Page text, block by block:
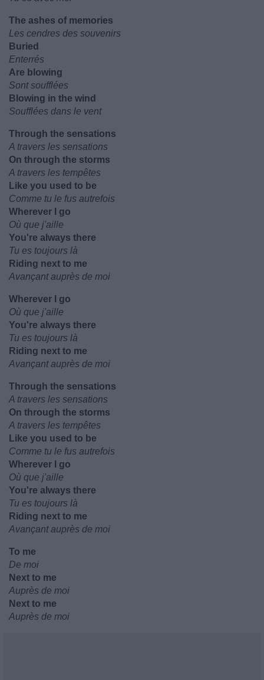
The ashes of memories
Les cendres des souvenirs
Buried
Enterrés
Are blowing
Sont soufflées
Blowing in the wind
Soufflées dans le vent
Through the sensations
A travers les sensations
On through the storms
A travers les tempêtes
Like you used to be
Comme tu le fus autrefois
Wherever I go
Où que j'aille
You're always there
Tu es toujours là
Riding next to me
Avançant auprès de moi
Wherever I go
Où que j'aille
You're always there
Tu es toujours là
Riding next to me
Avançant auprès de moi
Through the sensations
A travers les sensations
On through the storms
A travers les tempêtes
Like you used to be
Comme tu le fus autrefois
Wherever I go
Où que j'aille
You're always there
Tu es toujours là
Riding next to me
Avançant auprès de moi
To me
De moi
Next to me
Auprès de moi
Next to me
Auprès de moi